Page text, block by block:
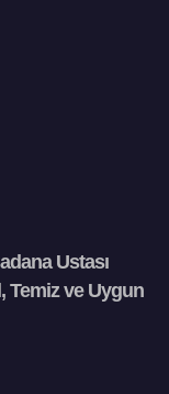
Ustası
Temiz ve Uygun